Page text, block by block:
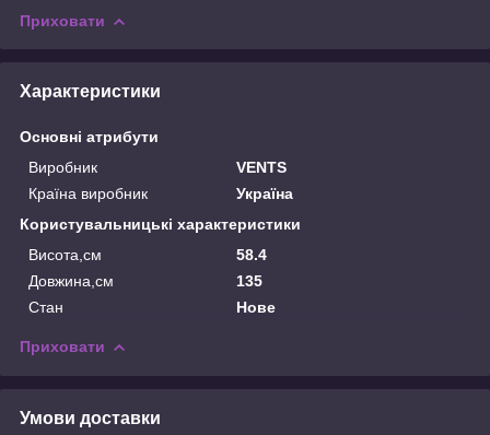
Приховати
Характеристики
Основні атрибути
Виробник
VENTS
Країна виробник
Україна
Користувальницькі характеристики
Висота,см
58.4
Довжина,см
135
Стан
Нове
Приховати
Умови доставки